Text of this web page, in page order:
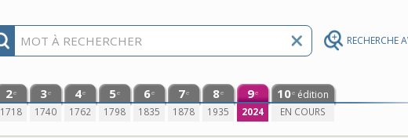
RECHERCHE
2e
1718
3e
1740
4e
1762
5e
1798
6e
1835
7e
1878
8e
1935
9e
2024
10e édition
EN COURS